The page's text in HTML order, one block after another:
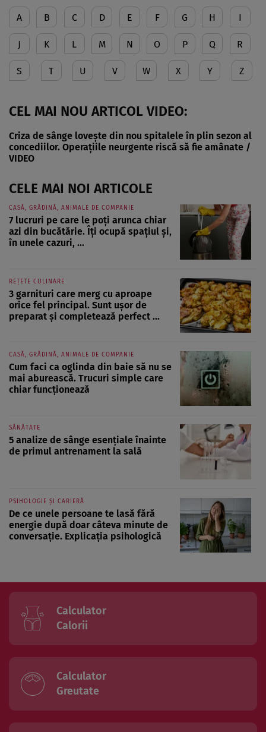
A B C D E F G H I
J K L M N O P Q R
S T U V W X Y Z
CEL MAI NOU ARTICOL VIDEO:
Criza de sânge lovește din nou spitalele în plin sezon al
concediilor. Operațiile neurgente riscă să fie amânate /
VIDEO
CELE MAI NOI ARTICOLE
CASĂ, GRĂDINĂ, ANIMALE DE COMPANIE
7 lucruri pe care le poți arunca chiar
azi din bucătărie. Îți ocupă spațiul și,
în unele cazuri, ...
REȚETE CULINARE
3 garnituri care merg cu aproape
orice fel principal. Sunt ușor de
preparat și completează perfect ...
CASĂ, GRĂDINĂ, ANIMALE DE COMPANIE
Cum faci ca oglinda din baie să nu se
mai aburească. Trucuri simple care
chiar funcționează
SĂNĂTATE
5 analize de sânge esențiale înainte
de primul antrenament la sală
PSIHOLOGIE ȘI CARIERĂ
De ce unele persoane te lasă fără
energie după doar câteva minute de
conversație. Explicația psihologică
Calculator
Calorii
Calculator
Greutate